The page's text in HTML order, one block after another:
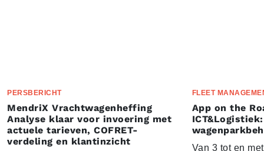
PERSBERICHT
MendriX Vrachtwagenheffing
Analyse klaar voor invoering met
actuele tarieven, COFRET-
verdeling en klantinzicht
FLEET
App on the
Van 3 tot en